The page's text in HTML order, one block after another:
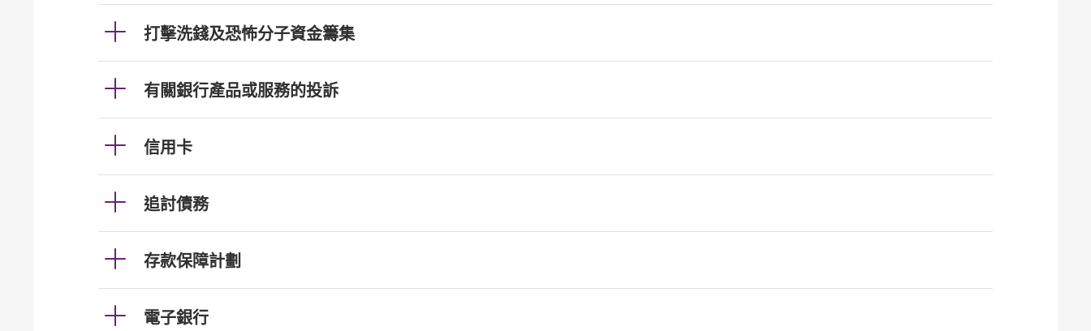
打擊洗錢及恐怖分子資金籌集
有關銀行產品或服務的投訴
信用卡
追討債務
存款保障計劃
電子銀行